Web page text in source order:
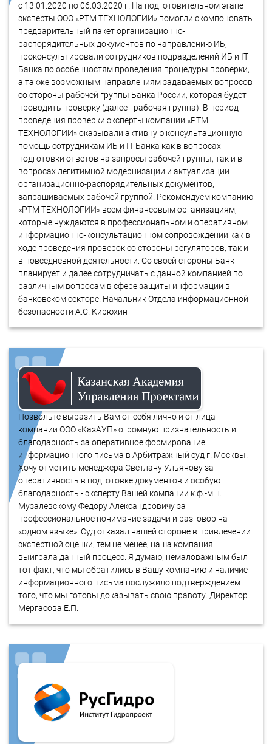
с 13.01.2020 по 06.03.2020 г. На подготовительном этапе
эксперты ООО «РТМ ТЕХНОЛОГИИ» помогли скомпоновать
предварительный пакет организационно-
распорядительных документов по направлению ИБ,
проконсультировали сотрудников подразделений ИБ и IT
Банка по особенностям проведения процедуры проверки,
а также возможным направлениям задаваемых вопросов
со стороны рабочей группы Банка России, которая будет
проводить проверку (далее - рабочая группа). В период
проведения проверки эксперты компании «РТМ
ТЕХНОЛОГИИ» оказывали активную консультационную
помощь сотрудникам ИБ и IT Банка как в вопросах
подготовки ответов на запросы рабочей группы, так и в
вопросах легитимной модернизации и актуализации
организационно-распорядительных документов,
запрашиваемых рабочей группой. Рекомендуем компанию
«РТМ ТЕХНОЛОГИИ» всем финансовым организациям,
которые нуждаются в профессиональном и оперативном
информационно-консультационном сопровождении как в
ходе проведения проверок со стороны регуляторов, так и
в повседневной деятельности. Со своей стороны Банк
планирует и далее сотрудничать с данной компанией по
различным вопросам в сфере защиты информации в
банковском секторе. Начальник Отдела информационной
безопасности А.С. Кирюхин
Позвольте выразить Вам от себя лично и от лица
компании ООО «КазАУП» огромную признательность и
благодарность за оперативное формирование
информационного письма в Арбитражный суд г. Москвы.
Хочу отметить менеджера Светлану Ульянову за
оперативность в подготовке документов и особую
благодарность - эксперту Вашей компании к.ф.-м.н.
Музалевскому Федору Александровичу за
профессиональное понимание задачи и разговор на
«одном языке». Суд отказал нашей стороне в привлечении
экспертной оценки, тем не менее, наша компания
выиграла данный процесс. Я думаю, немаловажным был
тот факт, что мы обратились в Вашу компанию и наличие
информационного письма послужило подтверждением
того, что мы готовы доказывать свою правоту. Директор
Мергасова Е.П.